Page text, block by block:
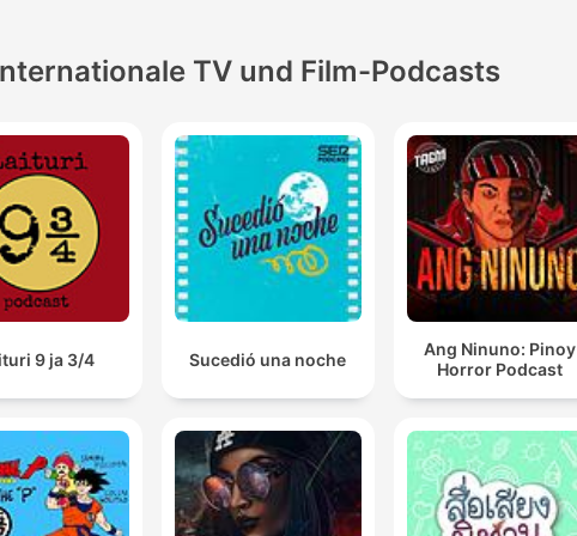
TV und Film-Podcasts
9 ja 3/4 Sucedió una noche
Ang Ninuno: Pinoy
Horror Podcast